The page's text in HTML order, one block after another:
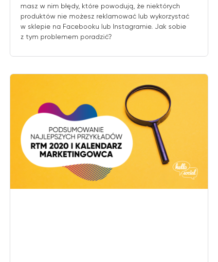
masz w nim błędy, które powodują, że niektórych
produktów nie możesz reklamować lub wykorzystać
w sklepie na Facebooku lub Instagramie. Jak sobie
z tym problemem poradzić?